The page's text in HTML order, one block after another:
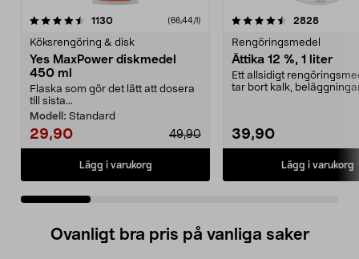
1130recensioner (66,44/l)
Köksrengöring & disk
Yes MaxPower diskmedel
450 ml
Flaska som gör det lätt att dosera
till sista...
Modell: Standard
29,90 49,90
Lägg i varukorg
4.5 av 5 stjärnor 2828
Rengöringsmedel
Ättika 12 %, 1 liter
Ett allsidigt
tar bort kalk,
39,90
Lägg i varukorg
4.5 av 5 stjärnor
Ovanligt bra pris på vanliga saker